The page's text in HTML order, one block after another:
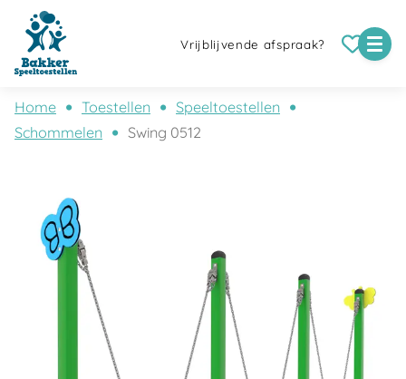
Vrijblijvende afspraak?
Home Toestellen
Speeltoestellen
Schommelen
Swing 0512